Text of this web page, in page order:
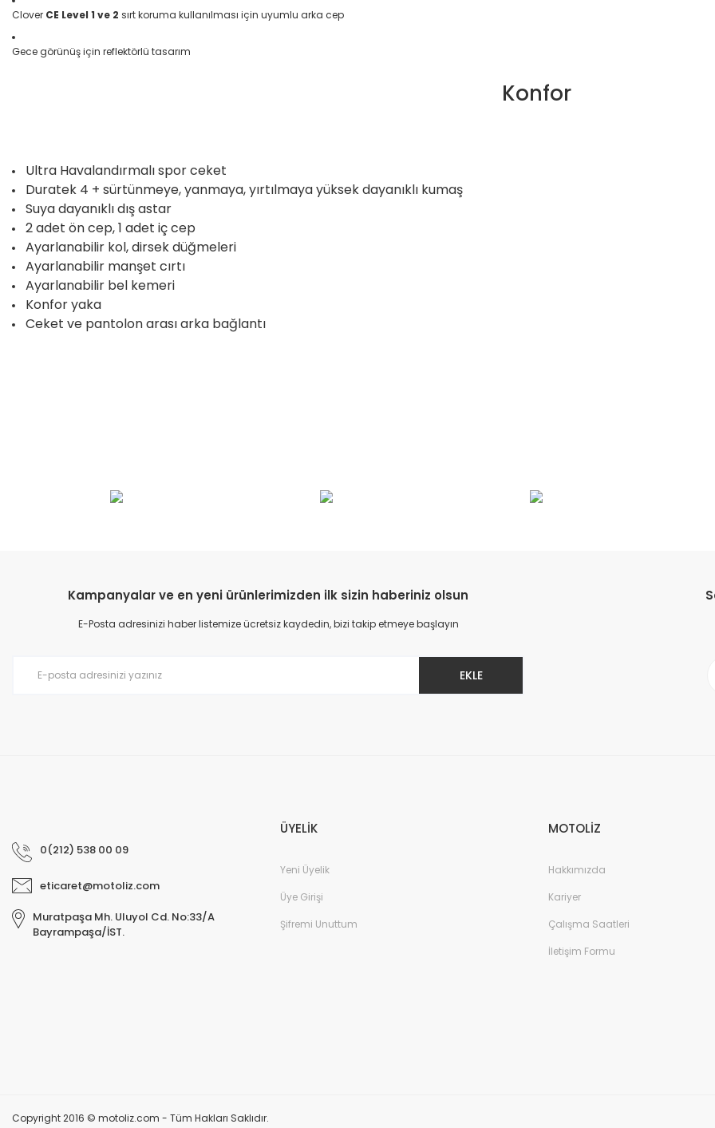
Clover CE Level 1 ve 2 sırt koruma kullanılması için uyumlu arka cep
Gece görünüş için reflektörlü tasarım
Konfor
Ultra Havalandırmalı spor ceket
Duratek 4 + sürtünmeye, yanmaya, yırtılmaya yüksek dayanıklı kumaş
Suya dayanıklı dış astar
2 adet ön cep, 1 adet iç cep
Ayarlanabilir kol, dirsek düğmeleri
Ayarlanabilir manşet cırtı
Ayarlanabilir bel kemeri
Konfor yaka
Ceket ve pantolon arası arka bağlantı
Bu ürüne ilk yorumu siz yapın!
Görüş ve önerileriniz için teşekkür ederiz.
Ürün fiyatı diğer sitelerden daha pahalı.
Bu ürüne benzer farklı alternatifler olmalı.
Kampanyalar ve en yeni ürünlerimizden ilk sizin haberiniz olsun
E-Posta adresinizi haber listemize ücretsiz kaydedin, bizi takip etmeye başlayın
EKLE
0(212) 538 00 09
eticaret@motoliz.com
Muratpaşa Mh. Uluyol Cd. No:33/A
Bayrampaşa/İST.
ÜYELİK
Yeni Üyelik
Üye Girişi
Şifremi Unuttum
MOTOLİZ
Hakkımızda
Kariyer
Çalışma Saatleri
İletişim Formu
Copyright 2016 © motoliz.com - Tüm Hakları Saklıdır.